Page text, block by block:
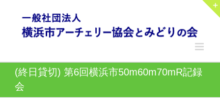
content
(終日貸切) 第6回横浜市50m60m70mR記録
会